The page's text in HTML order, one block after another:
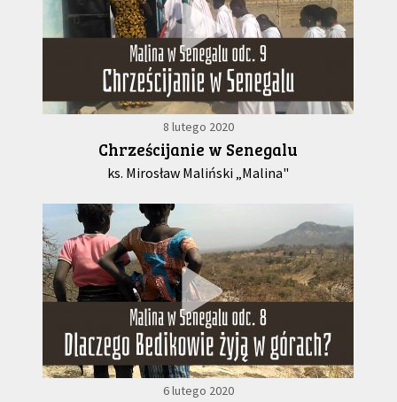
8 lutego 2020
Chrześcijanie w Senegalu
ks. Mirosław Maliński „Malina"
6 lutego 2020